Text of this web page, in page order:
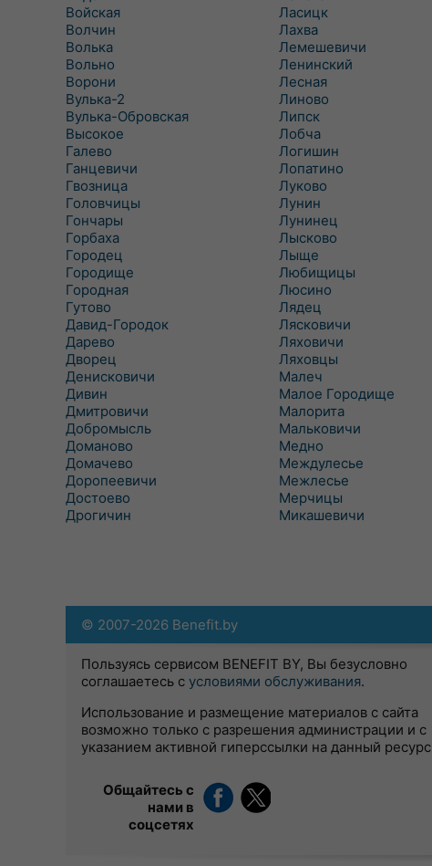
Войская
Волчин
Волька
Вольно
Ворони
Вулька-2
Вулька-Обровская
Высокое
Галево
Ганцевичи
Гвозница
Головчицы
Гончары
Горбаха
Городец
Городище
Городная
Гутово
Давид-Городок
Дарево
Дворец
Денисковичи
Дивин
Дмитровичи
Добромысль
Доманово
Домачево
Доропеевичи
Достоево
Дрогичин
Ласицк
Лахва
Лемешевичи
Ленинский
Лесная
Линово
Липск
Лобча
Логишин
Лопатино
Луково
Лунин
Лунинец
Лысково
Лыще
Любищицы
Люсино
Лядец
Лясковичи
Ляховичи
Ляховцы
Малеч
Малое Городище
Малорита
Мальковичи
Медно
Междулесье
Межлесье
Мерчицы
Микашевичи
© 2007-2026 Benefit.by
Пользуясь сервисом BENEFIT BY, Вы безусловно
соглашаетесь с условиями обслуживания.
Использование и размещение материалов с сайта
возможно только с разрешения администрации и с
указанием активной гиперссылки на данный ресурс
Общайтесь с
нами в
соцсетях